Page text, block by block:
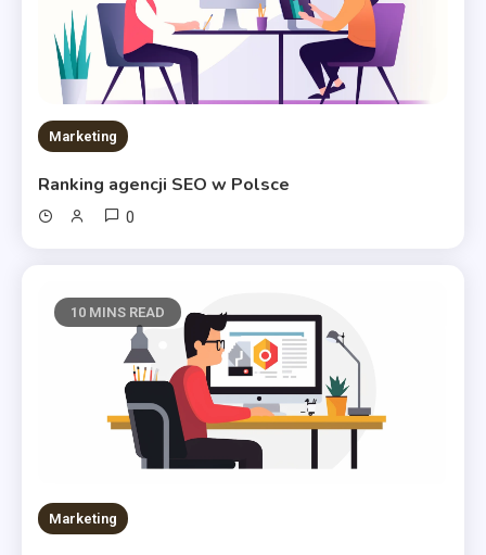
Marketing
Ranking agencji SEO w Polsce
0
10 MINS READ
Marketing